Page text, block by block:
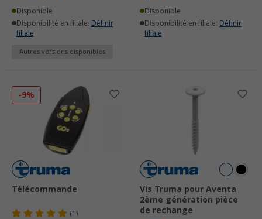
Disponible
Disponibilité en filiale: Définir
filiale
Autres versions disponibles
Disponible
Disponibilité en filiale: Définir
filiale
-9%
Télécommande
(1)
Vis Truma pour Aventa
2ème génération pièce
de rechange